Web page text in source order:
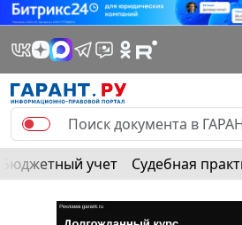
Бюджетный учет Судебная